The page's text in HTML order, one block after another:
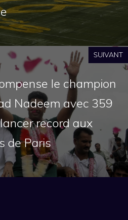
SUIVANT
le champion
Nadeem avec 359
record aux
de Paris